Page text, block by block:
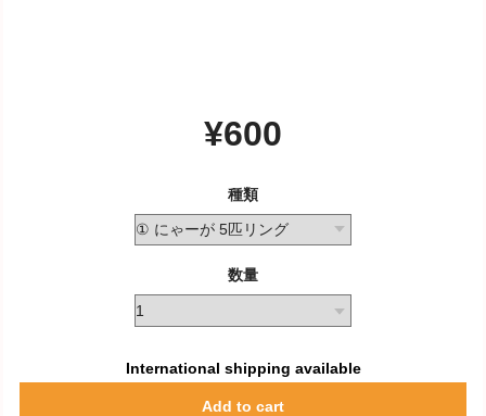
¥600
種類
数量
International shipping available
Add to cart